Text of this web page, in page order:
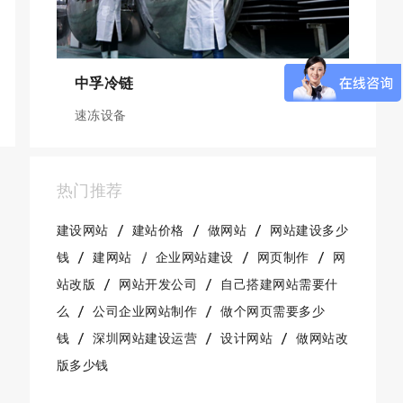
中孚冷链
速冻设备
热门推荐
建设网站 建站价格 做网站
网站建设多少
钱
建网站 企业网站建设 网页制作
网
站改版
网站开发公司
自己搭建网站需要什
么
公司企业网站制作
做个网页需要多少
钱
深圳网站建设运营 设计网站
做网站改
版多少钱